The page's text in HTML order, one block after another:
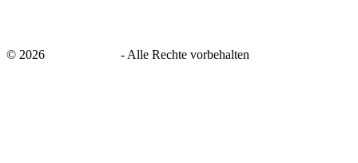
© 2026 - Alle Rechte vorbehalten